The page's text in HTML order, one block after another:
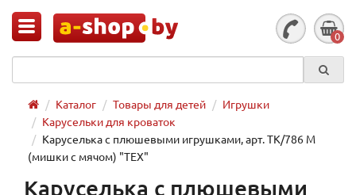
0
Каталог Товары для детей
Игрушки
Карусельки для кроваток
Каруселька с плюшевыми игрушками, арт. TK/786 М
(мишки с мячом) "TEX"
Каруселька с плюшевыми